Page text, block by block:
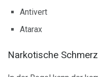
Antivert
Atarax
Narkotische